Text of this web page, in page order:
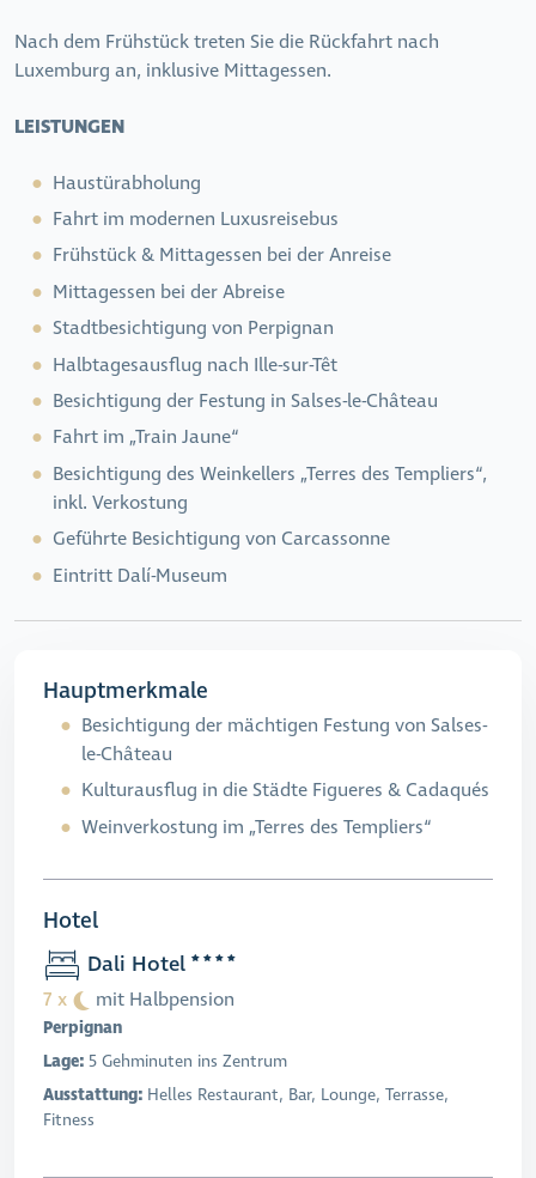
Nach dem Frühstück treten Sie die Rückfahrt nach
Luxemburg an, inklusive Mittagessen.
LEISTUNGEN
Haustürabholung
Fahrt im modernen Luxusreisebus
Frühstück & Mittagessen bei der Anreise
Mittagessen bei der Abreise
Stadtbesichtigung von Perpignan
Halbtagesausflug nach Ille-sur-Têt
Besichtigung der Festung in Salses-le-Château
Fahrt im „Train Jaune“
Besichtigung des Weinkellers „Terres des Templiers“,
inkl. Verkostung
Geführte Besichtigung von Carcassonne
Eintritt Dalí-Museum
Hauptmerkmale
Besichtigung der mächtigen Festung von Salses-
le-Château
Kulturausflug in die Städte Figueres & Cadaqués
Weinverkostung im „Terres des Templiers“
Hotel
Dali Hotel
7 x mit Halbpension
Perpignan
Lage: 5 Gehminuten ins Zentrum
Ausstattung: Helles Restaurant, Bar, Lounge, Terrasse,
Fitness